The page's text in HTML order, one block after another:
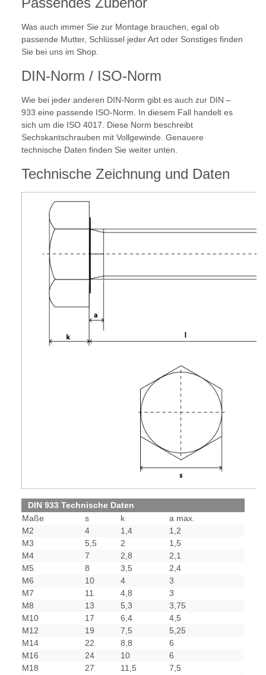
Was auch immer Sie zur Montage brauchen, egal ob
passende Mutter, Schlüssel jeder Art oder Sonstiges finden
Sie bei uns im Shop.
DIN-Norm / ISO-Norm
Wie bei jeder anderen DIN-Norm gibt es auch zur DIN –
933 eine passende ISO-Norm. In diesem Fall handelt es
sich um die ISO 4017. Diese Norm beschreibt
Sechskantschrauben mit Vollgewinde. Genauere
technische Daten finden Sie weiter unten.
Technische Zeichnung und Daten
DIN 933 Technische Daten
Maße
s k
a max.
M2
4 1,4
1,2
M3
5,5 2
1,5
M4
7 2,8
2,1
M5
8 3,5
2,4
M6
10 4
3
M7
11 4,8
3
M8
13 5,3
3,75
M10
17 6,4
4,5
M12
19 7,5
5,25
M14
22 8,8
6
M16
24 10
6
M18
27 11,5
7,5